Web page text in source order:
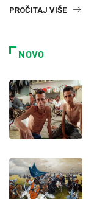
PROČITAJ VIŠE
NOVO